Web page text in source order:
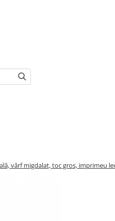
vârf migdalat, toc gros, imprimeu